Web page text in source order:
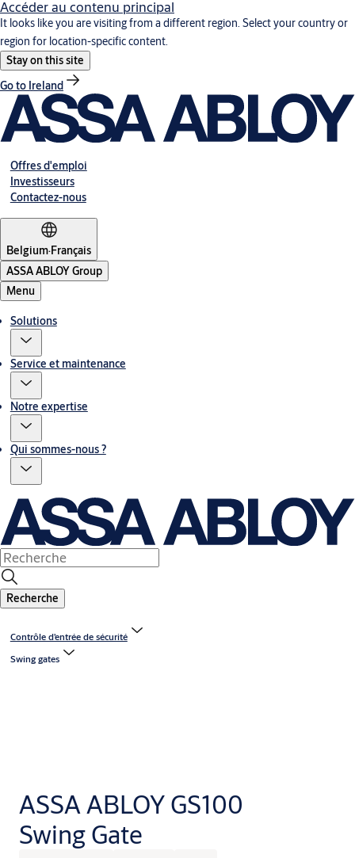
Accéder au contenu principal
It looks like you are visiting from a different region. Select your country or
region for location-specific content.
Stay on this site
Go to Ireland
Offres d'emploi
Investisseurs
Contactez-nous
Belgium·Français
ASSA ABLOY Group
Menu
Solutions
Service et maintenance
Notre expertise
Qui sommes-nous ?
Recherche
Contrôle d’entrée de sécurité
Swing gates
ASSA ABLOY GS100
Swing Gate